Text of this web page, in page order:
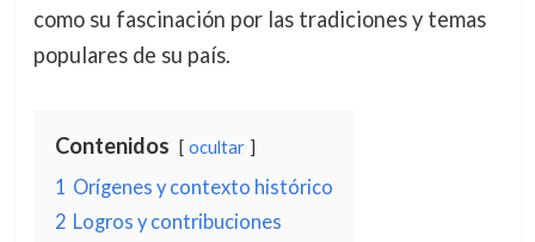
como su fascinación por las tradiciones y temas
populares de su país.
Contenidos ocultar
1 Orígenes y contexto histórico
2 Logros y contribuciones